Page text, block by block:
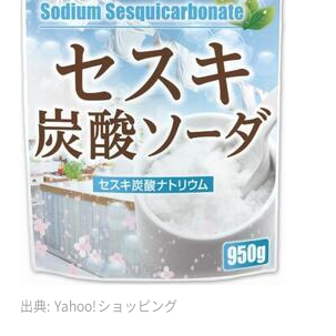
出典: Yahoo!ショッピング